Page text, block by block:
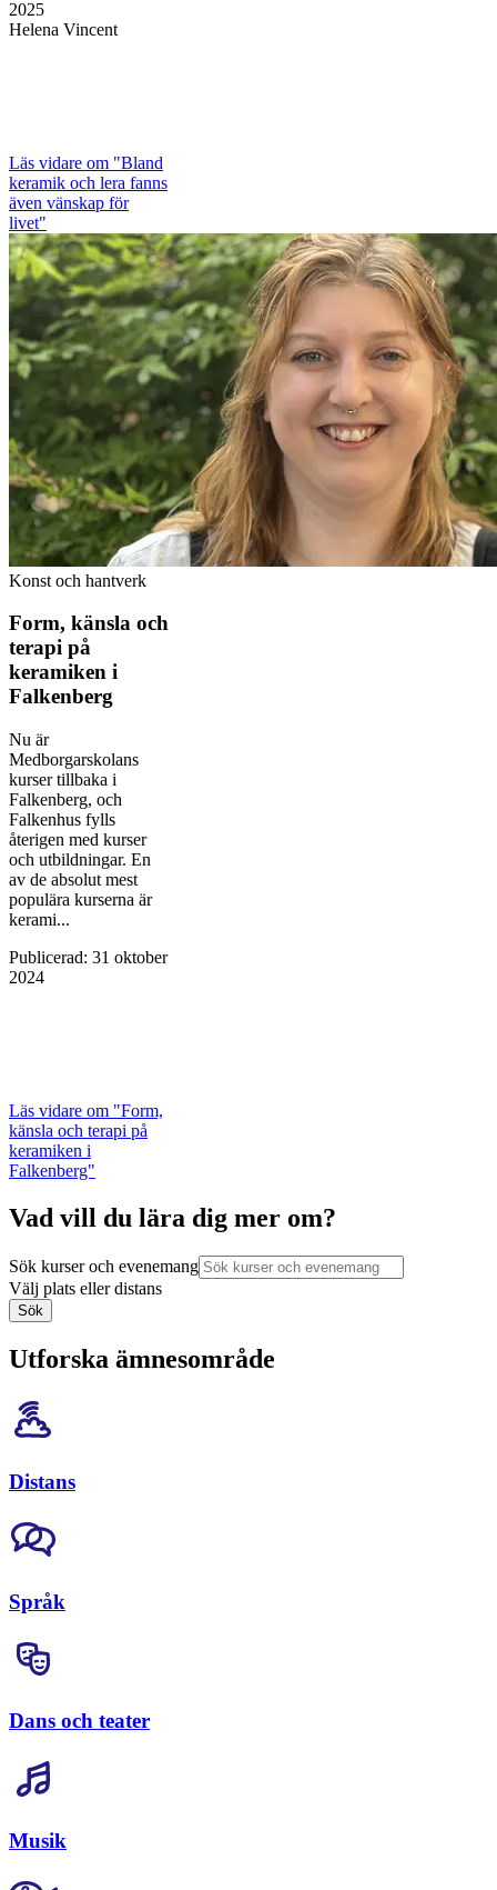
2025
Helena Vincent
Läs vidare om "Bland
keramik och lera fanns
även vänskap för
livet"
Konst och hantverk
Form, känsla och
terapi på
keramiken i
Falkenberg
Nu är
Medborgarskolans
kurser tillbaka i
Falkenberg, och
Falkenhus fylls
återigen med kurser
och utbildningar. En
av de absolut mest
populära kurserna är
kerami...
Publicerad: 31 oktober
2024
Läs vidare om "Form,
känsla och terapi på
keramiken i
Falkenberg"
Vad vill du lära dig mer om?
Sök kurser och evenemang
Välj plats eller distans
Sök
Utforska ämnesområde
Distans
Språk
Dans och teater
Musik